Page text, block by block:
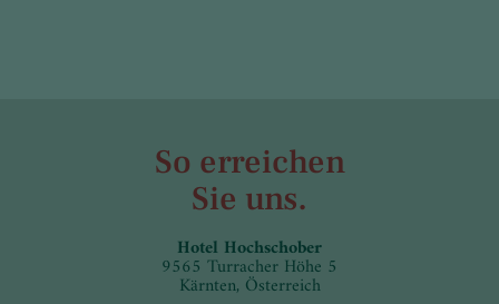
So erreichen
Sie uns.
Hotel Hochschober
9565 Turracher Höhe 5
Kärnten, Österreich